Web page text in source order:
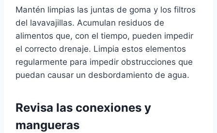
Mantén limpias las juntas de goma y los filtros
del lavavajillas. Acumulan residuos de
alimentos que, con el tiempo, pueden impedir
el correcto drenaje. Limpia estos elementos
regularmente para impedir obstrucciones que
puedan causar un desbordamiento de agua.
Revisa las conexiones y
mangueras